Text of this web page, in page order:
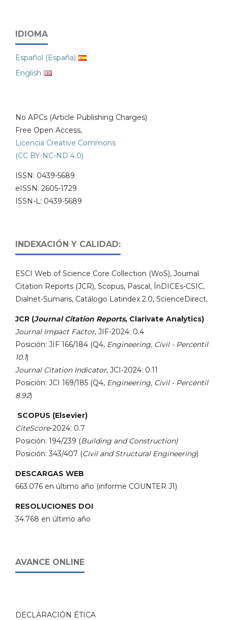
IDIOMA
Español (España)
English
No APCs (Article Publishing Charges)
Free Open Access,
Licencia Creative Commons
(CC BY-NC-ND 4.0)
ISSN: 0439-5689
eISSN: 2605-1729
ISSN-L: 0439-5689
INDEXACIÓN Y CALIDAD:
ESCI Web of Science Core Collection (WoS), Journal
Citation Reports (JCR), Scopus, Pascal, ÍnDICEs-CSIC,
Dialnet-Sumaris, Catálogo Latindex 2.0, ScienceDirect.
JCR (Journal Citation Reports, Clarivate Analytics)
Journal Impact Factor, JIF-2024: 0.4
Posición: JIF 166/184 (Q4, Engineering, Civil - Percentil
10.1)
Journal Citation Indicator, JCI-2024: 0.11
Posición: JCI 169/185 (Q4, Engineering, Civil - Percentil
8.92)
SCOPUS (Elsevier)
CiteScore-2024: 0.7
Posición: 194/239 (Building and Construction)
Posición: 343/407 (Civil and Structural Engineering)
DESCARGAS WEB
663.076 en último año (informe COUNTER J1)
RESOLUCIONES DOI
34.768 en último año
AVANCE ONLINE
DECLARACIÓN ÉTICA